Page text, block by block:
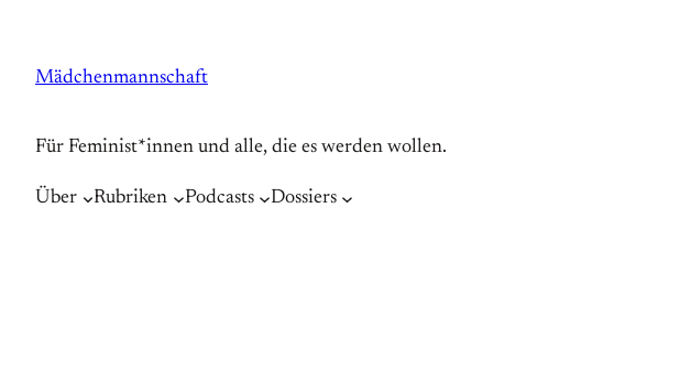
springen
Mädchenmannschaft
Für Feminist*innen und alle, die es werden wollen.
Über Rubriken Podcasts Dossiers